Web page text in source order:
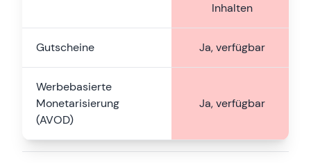
Inhalten
Gutscheine Ja, verfügbar
Werbebasierte
Monetarisierung
(AVOD)
Ja, verfügbar